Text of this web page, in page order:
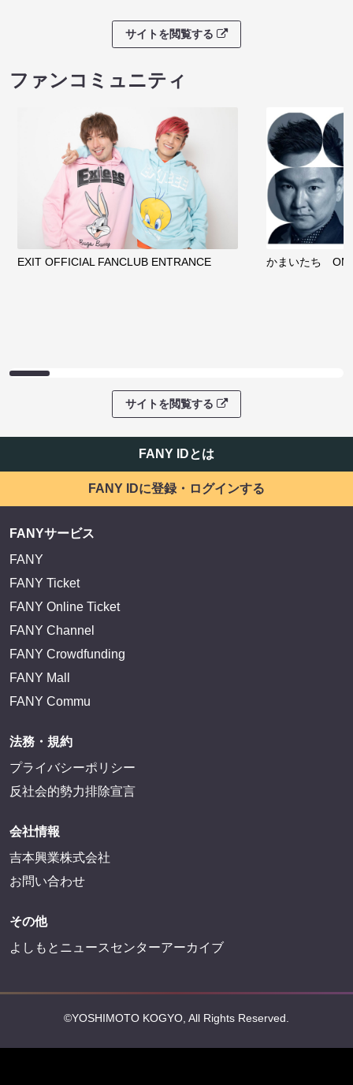
サイトを閲覧する
ファンコミュニティ
EXIT OFFICIAL FANCLUB ENTRANCE かまいたち
サイトを閲覧する
FANY IDとは
FANY IDに登録・ログインする
FANYサービス
FANY
FANY Ticket
FANY Online Ticket
FANY Channel
FANY Crowdfunding
FANY Mall
FANY Commu
法務・規約
プライバシーポリシー
反社会的勢力排除宣言
会社情報
吉本興業株式会社
お問い合わせ
その他
よしもとニュースセンターアーカイブ
©YOSHIMOTO KOGYO, All Rights Reserved.